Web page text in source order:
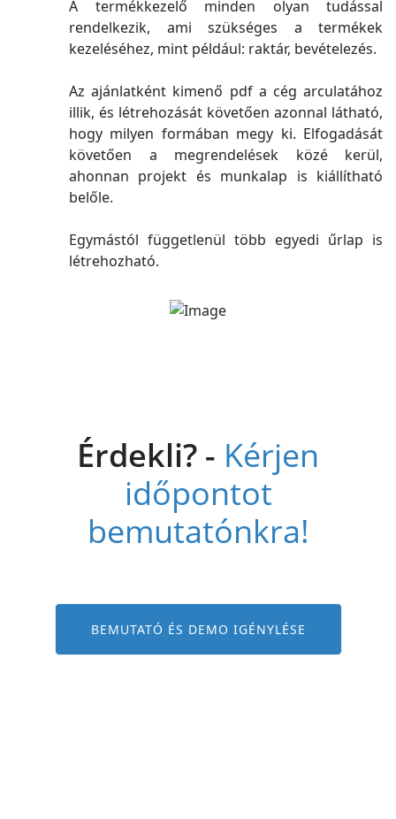
A termékkezelő minden olyan tudással
rendelkezik, ami szükséges a termékek
kezeléséhez, mint például: raktár, bevételezés.
Az ajánlatként kimenő pdf a cég arculatához
illik, és létrehozását követően azonnal látható,
hogy milyen formában megy ki. Elfogadását
követően a megrendelések közé kerül,
ahonnan projekt és munkalap is kiállítható
belőle.
Egymástól függetlenül több egyedi űrlap is
létrehozható.
Érdekli? - Kérjen
időpontot
bemutatónkra!
BEMUTATÓ ÉS DEMO IGÉNYLÉSE